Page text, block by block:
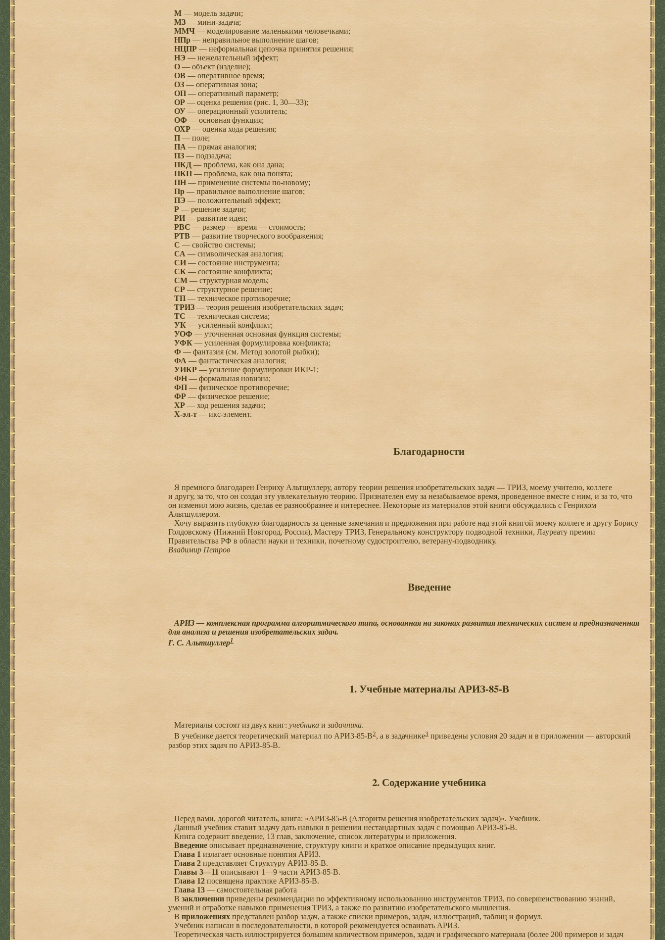
М — модель задачи;
МЗ— мини-задача;
ММЧ — моделирование маленькими человечками;
НПр — неправильное выполнение шагов;
НЦПР — неформальная цепочка принятия решения;
НЭ — нежелательный эффект;
О — объект (изделие);
ОВ — оперативное время;
ОЗ — оперативная зона;
ОП — оперативный параметр;
ОР — оценка решения (рис. 1, 30—33);
ОУ — операционный усилитель;
ОФ — основная функция;
ОХР— оценка хода решения;
П — поле;
ПА — прямая аналогия;
ПЗ — подзадача;
ПКД — проблема, как она дана;
ПКП — проблема, как она понята;
ПН— применение системы по-новому;
Пр — правильное выполнение шагов;
ПЭ — положительный эффект;
Р — решение задачи;
РИ— развитие идеи;
РВС — размер — время — стоимость;
РТВ — развитие творческого воображения;
С — свойство системы;
СА — символическая аналогия;
СИ — состояние инструмента;
СК — состояние конфликта;
СМ — структурная модель;
СР — структурное решение;
ТП — техническое противоречие;
ТРИЗ — теория решения изобретательских задач;
ТС — техническая система;
УК — усиленный конфликт;
УОФ — уточненная основная функция системы;
УФК — усиленная формулировка конфликта;
Ф — фантазия (см. Метод золотой рыбки);
ФА — фантастическая аналогия;
УИКР — усиление формулировки ИКР-1;
ФН — формальная новизна;
ФП — физическое противоречие;
ФР — физическое решение;
ХР — ход решения задачи;
X-эл-т — икс-элемент.
Благодарности
Я премного благодарен Генриху Альтшуллеру, автору теории решения изобретательских задач — ТРИЗ, моему учителю, коллеге
и другу, за то, что он создал эту увлекательную теорию. Признателен ему за незабываемое время, проведенное вместе с ним, и за то, что
он изменил мою жизнь, сделав ее разнообразнее и интереснее. Некоторые из материалов этой книги обсуждались с Генрихом
Альтшуллером.
Хочу выразить глубокую благодарность за ценные замечания и предложения при работе над этой книгой моему коллеге и другу Борису
Голдовскому (Нижний Новгород, Россия), Мастеру ТРИЗ, Генеральному конструктору подводной техники, Лауреату премии
Правительства РФ в области науки и техники, почетному судостроителю, ветерану-подводнику.
Владимир Петров
Введение
АРИЗ — комплексная программа алгоритмического типа, основанная на законах развития технических систем и предназначенная
для анализа и решения изобретательских задач.
Г. С. Альтшуллер1
1. Учебные материалы АРИЗ-85-В
Материалы состоят из двух книг: учебника и задачника.
В учебнике дается теоретический материал по АРИЗ-85-В2, а в задачнике3 приведены условия 20 задач и в приложении — авторский
разбор этих задач по АРИЗ-85-В.
2. Содержание учебника
Перед вами, дорогой читатель, книга: «АРИЗ-85-В (Алгоритм решения изобретательских задач)». Учебник.
Данный учебник ставит задачу дать навыки в решении нестандартных задач с помощью АРИЗ-85-В.
Книга содержит введение, 13 глав, заключение, список литературы и приложения.
Введение описывает предназначение, структуру книги и краткое описание предыдущих книг.
Глава 1 излагает основные понятия АРИЗ.
Глава 2 представляет Структуру АРИЗ-85-В.
Главы 3—11 описывают 1—9 части АРИЗ-85-В.
Глава 12 посвящена практике АРИЗ-85-В.
Глава 13 — самостоятельная работа
В заключении приведены рекомендации по эффективному использованию инструментов ТРИЗ, по совершенствованию знаний,
умений и отработке навыков применения ТРИЗ, а также по развитию изобретательского мышления.
В приложениях представлен разбор задач, а также списки примеров, задач, иллюстраций, таблиц и формул.
Учебник написан в последовательности, в которой рекомендуется осваивать АРИЗ.
Теоретическая часть иллюстрируется большим количеством примеров, задач и графического материала (более 200 примеров и задач